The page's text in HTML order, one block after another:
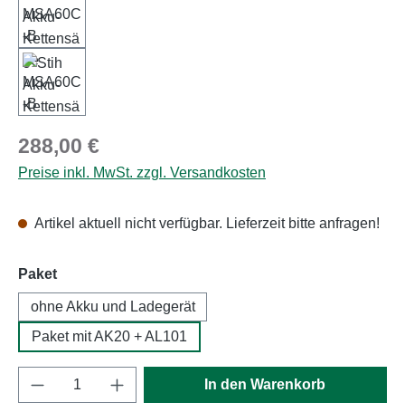
Regulärer Preis:
288,00 €
Preise inkl. MwSt. zzgl. Versandkosten
Artikel aktuell nicht verfügbar. Lieferzeit bitte anfragen!
Paketauswählen
ohne Akku und Ladegerät
Paket mit AK20 + AL101
Produkt Anzahl: Gib den gewünschten
In den Warenkorb